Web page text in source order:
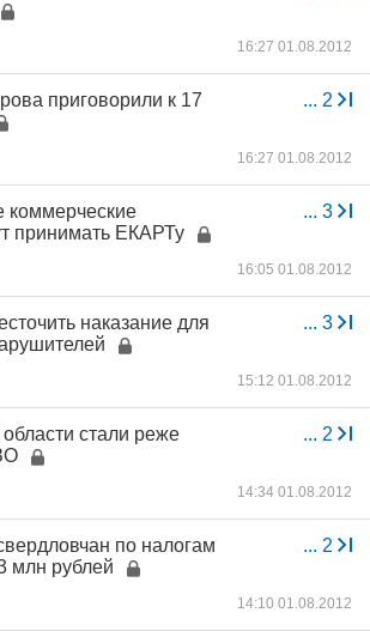
16:27 01.08.2012
... 2
приговорили к 17
16:27 01.08.2012
... 3
коммерческие
принимать ЕКАРТу
16:05 01.08.2012
... 3
наказание для
15:12 01.08.2012
... 2
стали реже
14:34 01.08.2012
... 2
по налогам
млн рублей
14:10 01.08.2012